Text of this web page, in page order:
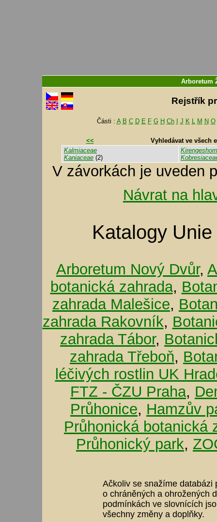
Arboretum
Rejstřík
Části : A B C D E F G H Ch J K L M N O
<<
Vyhledávat ve všech
Kalmiaceae
Kaniaceae (2)
V závorkách je uveden
Návrat na
Katalogy
Arboretum Nový Dvůr,
botanická zahrada,
zahrada Malešice,
zahrada Rakovník,
zahrada Tábor,
zahrada Třeboň,
léčivých rostlin UK
FTZ - ČZU Praha,
Průhonice, Hamzův
Průhonická botanická
Průhonický park,
Ačkoliv se snažíme databázi
o chráněných a ohrožených
podmínkách ve slovnících
všechny změny a doplňky.